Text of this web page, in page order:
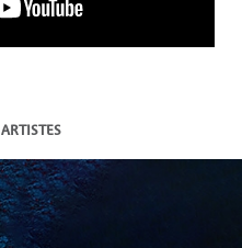
ARTISTES